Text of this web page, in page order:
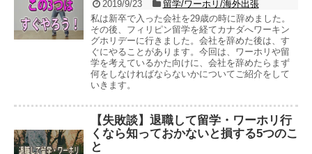
2019/9/23
留学/ワーホリ/海外出張
私は新卒で入った会社を29歳の時に辞めました。
その後、フィリピン留学を経てカナダへワーキン
グホリデーに行きました。会社を辞めた後は、す
ぐにやることがあります。今回は、ワーホリや留
学を考えているかた向けに、会社を辞めたらまず
何をしなければならないかについてご紹介をして
いきます。
【失敗談】退職して留学・ワーホリ行
くなら知っておかないと損する5つのこ
と